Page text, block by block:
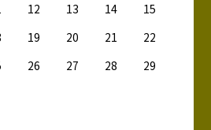
12 13 14
15
19 20 21
22
26 27 28
29